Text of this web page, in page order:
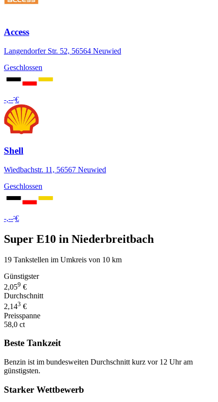
Access
Langendorfer Str. 52, 56564 Neuwied
Geschlossen
-,---€
Shell
Wiedbachstr. 11, 56567 Neuwied
Geschlossen
-,---€
Super E10 in Niederbreitbach
19 Tankstellen im Umkreis von 10 km
Günstigster
2,059 €
Durchschnitt
2,143 €
Preisspanne
58,0 ct
Beste Tankzeit
Benzin ist im bundesweiten Durchschnitt kurz vor 12 Uhr am
günstigsten.
Starker Wettbewerb